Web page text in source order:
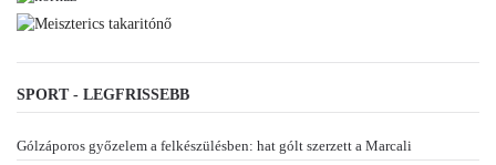
SPORT - LEGFRISSEBB
Gólzáporos győzelem a felkészülésben: hat gólt szerzett a Marcali